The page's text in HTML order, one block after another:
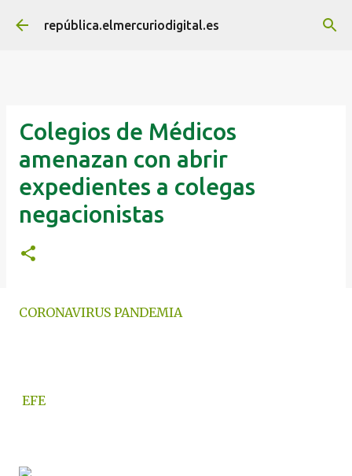
Ir al contenido principal
república.elmercuriodigital.es
Colegios de Médicos
amenazan con abrir
expedientes a colegas
negacionistas
CORONAVIRUS PANDEMIA
EFE